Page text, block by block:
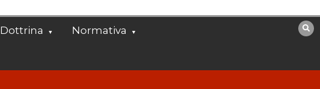
Dottrina Normativa